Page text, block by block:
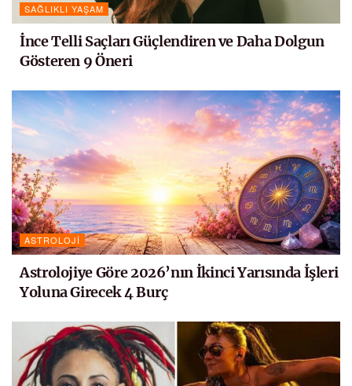
SAĞLIKLI YAŞAM
İnce Telli Saçları Güçlendiren ve Daha Dolgun
Gösteren 9 Öneri
ASTROLOJI
Astrolojiye Göre 2026’nın İkinci Yarısında İşleri
Yoluna Girecek 4 Burç